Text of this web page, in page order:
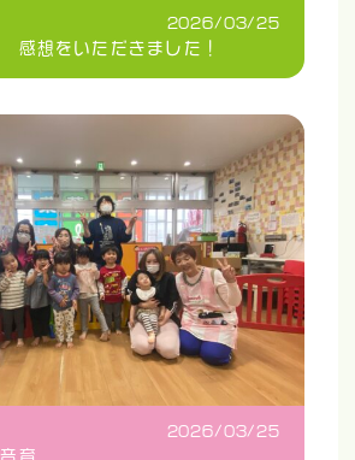
2026/03/25
感想をいただきました！
2026/03/25